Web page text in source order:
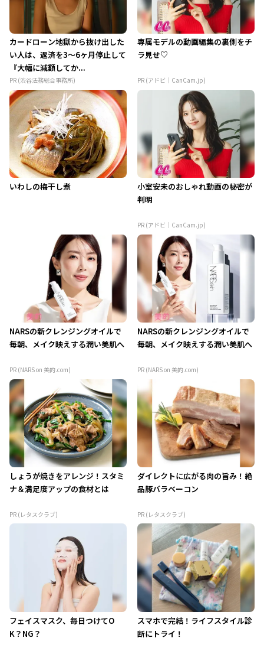
カードローン地獄から抜け出した
い人は、返済を3～6ヶ月停止して
『大幅に減額してか...
PR (渋谷法務総合事務所)
専属モデルの動画編集の裏側をチ
ラ見せ♡
PR (アドビ｜CanCam.jp)
いわしの梅干し煮
小室安未のおしゃれ動画の秘密が
判明
PR (アドビ｜CanCam.jp)
NARSの新クレンジングオイルで
毎朝、メイク映えする潤い美肌へ
PR (NARS on 美的.com)
NARSの新クレンジングオイルで
毎朝、メイク映えする潤い美肌へ
PR (NARS on 美的.com)
しょうが焼きをアレンジ！スタミ
ナ＆満足度アップの食材とは
PR (レタスクラブ)
ダイレクトに広がる肉の旨み！絶
品豚バラベーコン
PR (レタスクラブ)
フェイスマスク、毎日つけてO
K？NG？
スマホで完結！ライフスタイル診
断にトライ！